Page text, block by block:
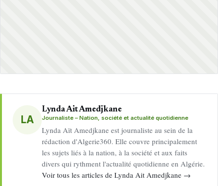
LA
Lynda Ait Amedjkane
Journaliste – Nation, société et actualité quotidienne
Lynda Aït Amedjkane est journaliste au sein de la
rédaction d'Algerie360. Elle couvre principalement
les sujets liés à la nation, à la société et aux faits
divers qui rythment l'actualité quotidienne en Algérie.
Voir tous les articles de Lynda Ait Amedjkane →